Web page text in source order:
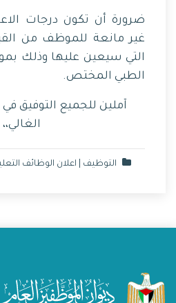
ضرورة أن تكون درجات
غير مانعة للموظف من
التي سيعين عليها وذلك
الطبي المختص.
آملين للجميع التوفيق
الغالي،،
التوظيف | اعلان الوظائف